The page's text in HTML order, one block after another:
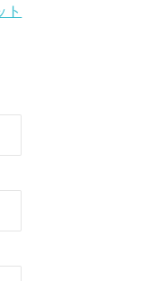
ト